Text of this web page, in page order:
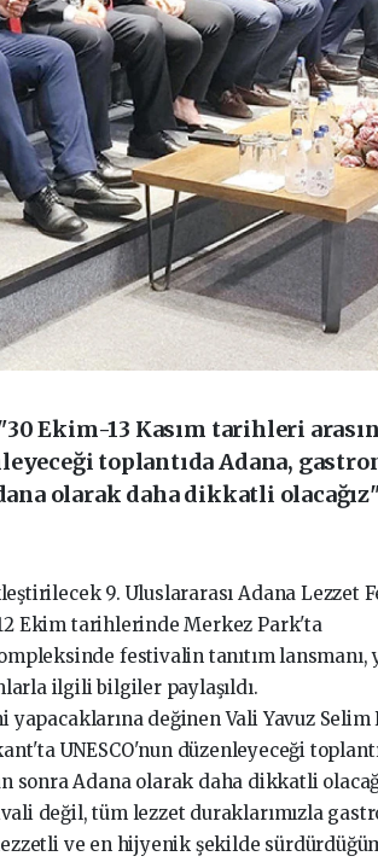
Ekim-13 Kasım tarihleri
toplantıda Adana,
olarak daha dikkatli
9. Uluslararası Adana Lezzet
12 Ekim tarihlerinde Merkez Park'ta
festivalin tanıtım lansmanı,
ilgili bilgiler paylaşıldı.
değinen Vali Yavuz Selim
UNESCO'nun düzenleyeceği
sonra Adana olarak daha dikkatli
değil, tüm lezzet duraklarımızla
lezzetli ve en hijyenik şekilde